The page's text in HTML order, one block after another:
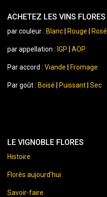
ACHETEZ LES VINS FLORES
par couleur : Blanc Rouge Rosé
par appellation : IGP AOP
Par accord : Viande Fromage
Par goût : Boisé Puissant Sec
LE VIGNOBLE FLORES
Histoire
Florès aujourd’hui
Savoir-faire